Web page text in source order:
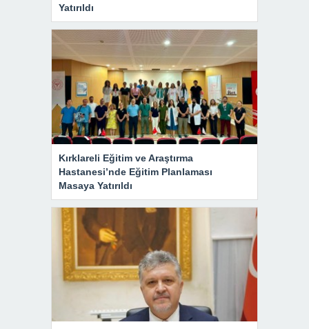
Yatırıldı
Kırklareli Eğitim ve Araştırma
Hastanesi’nde Eğitim Planlaması
Masaya Yatırıldı